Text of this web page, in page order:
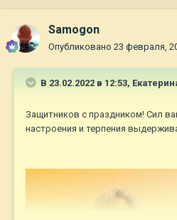
Samogon
Опубликовано 23 февраля,
В 23.02.2022 в 12:53,
Защитников с праздником! Сил
настроения и терпения